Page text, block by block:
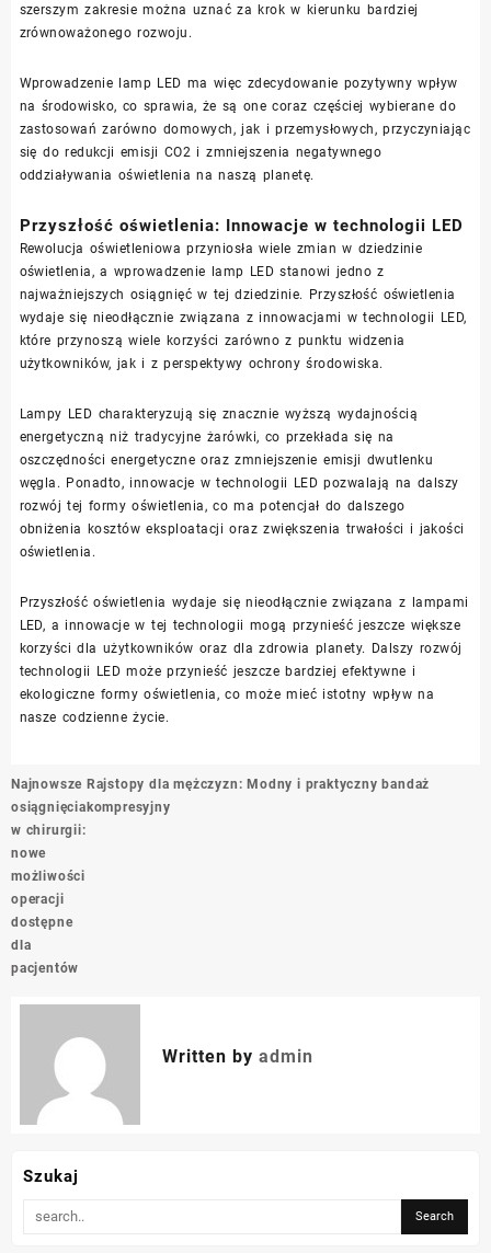
szerszym zakresie można uznać za krok w kierunku bardziej
zrównoważonego rozwoju.
Wprowadzenie lamp LED ma więc zdecydowanie pozytywny wpływ
na środowisko, co sprawia, że są one coraz częściej wybierane do
zastosowań zarówno domowych, jak i przemysłowych, przyczyniając
się do redukcji emisji CO2 i zmniejszenia negatywnego
oddziaływania oświetlenia na naszą planetę.
Przyszłość oświetlenia: Innowacje w technologii LED
Rewolucja oświetleniowa przyniosła wiele zmian w dziedzinie
oświetlenia, a wprowadzenie lamp LED stanowi jedno z
najważniejszych osiągnięć w tej dziedzinie. Przyszłość oświetlenia
wydaje się nieodłącznie związana z innowacjami w technologii LED,
które przynoszą wiele korzyści zarówno z punktu widzenia
użytkowników, jak i z perspektywy ochrony środowiska.
Lampy LED charakteryzują się znacznie wyższą wydajnością
energetyczną niż tradycyjne żarówki, co przekłada się na
oszczędności energetyczne oraz zmniejszenie emisji dwutlenku
węgla. Ponadto, innowacje w technologii LED pozwalają na dalszy
rozwój tej formy oświetlenia, co ma potencjał do dalszego
obniżenia kosztów eksploatacji oraz zwiększenia trwałości i jakości
oświetlenia.
Przyszłość oświetlenia wydaje się nieodłącznie związana z lampami
LED, a innowacje w tej technologii mogą przynieść jeszcze większe
korzyści dla użytkowników oraz dla zdrowia planety. Dalszy rozwój
technologii LED może przynieść jeszcze bardziej efektywne i
ekologiczne formy oświetlenia, co może mieć istotny wpływ na
nasze codzienne życie.
Nawigacja
wpisu
Najnowsze
osiągnięcia
w chirurgii:
nowe
możliwości
operacji
dostępne
dla
pacjentów
Rajstopy dla mężczyzn: Modny i praktyczny bandaż
kompresyjny
Written by admin
Szukaj